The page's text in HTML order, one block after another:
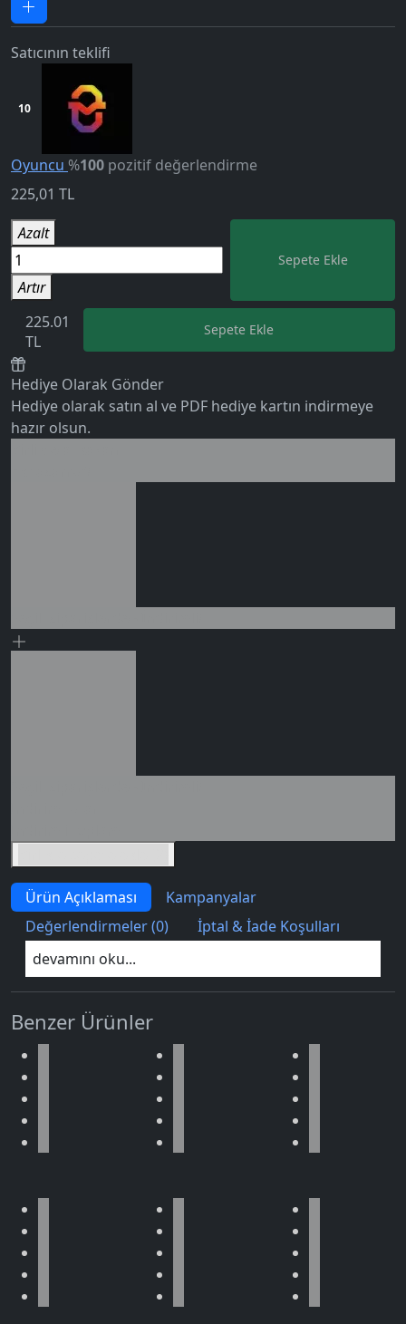
5.0
Satıcının teklifi
10
Oyuncu %100 pozitif değerlendirme
225,01 TL
Azalt
Artır
Sepete Ekle
225.01
TL
Sepete Ekle
Hediye Olarak Gönder
Hediye olarak satın al ve PDF hediye kartın indirmeye
hazır olsun.
Ürün Açıklaması
Kampanyalar
Değerlendirmeler (0)
İptal & İade Koşulları
devamını oku...
Benzer Ürünler